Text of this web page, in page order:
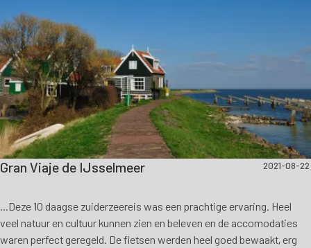
Gran Viaje de IJsselmeer 2021-08-22
...Deze 10 daagse zuiderzeereis was een prachtige ervaring. Heel
veel natuur en cultuur kunnen zien en beleven en de accomodaties
waren perfect geregeld. De fietsen werden heel goed bewaakt, erg